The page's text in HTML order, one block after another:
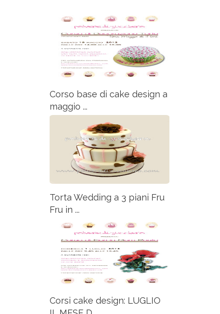
Corso base di cake design a
maggio ...
Torta Wedding a 3 piani Fru
Fru in ...
Corsi cake design: LUGLIO